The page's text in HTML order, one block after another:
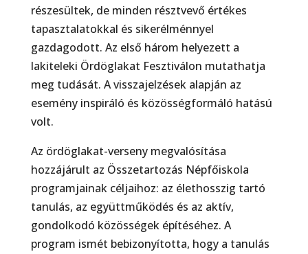
részesültek, de minden résztvevő értékes
tapasztalatokkal és sikerélménnyel
gazdagodott. Az első három helyezett a
lakiteleki Ördöglakat Fesztiválon mutathatja
meg tudását. A visszajelzések alapján az
esemény inspiráló és közösségformáló hatású
volt.
Az ördöglakat-verseny megvalósítása
hozzájárult az Összetartozás Népfőiskola
programjainak céljaihoz: az élethosszig tartó
tanulás, az együttműködés és az aktív,
gondolkodó közösségek építéséhez. A
program ismét bebizonyította, hogy a tanulás